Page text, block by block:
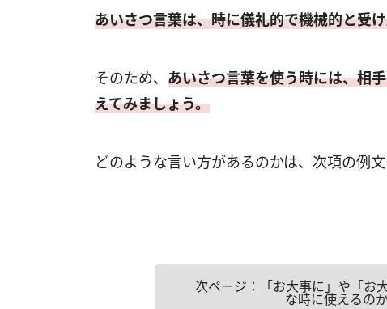
あいさつ言葉は、時に儀礼的で機械的と受
そのため、 あいさつ言葉を使う時には、相
えてみましょう。
どのような言い方があるのかは、次項の例
次ページ：「お大事に」や「お
な時に使えるの